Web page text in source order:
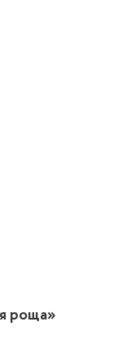
роща»